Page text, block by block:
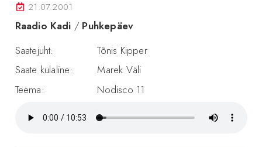
21.07.2001
Raadio Kadi / Puhkepäev
Saatejuht:
Tõnis Kipper
Saate külaline:
Marek Väli
Teema:
Nodisco 11